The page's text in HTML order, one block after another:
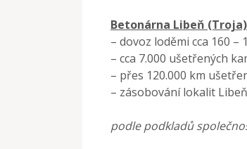
Betonárna Libeň (Troja)
– dovoz loděmi cca 160
– cca 7.000 ušetřených
– přes 120.000 km
– zásobování lokalit
podle podkladů